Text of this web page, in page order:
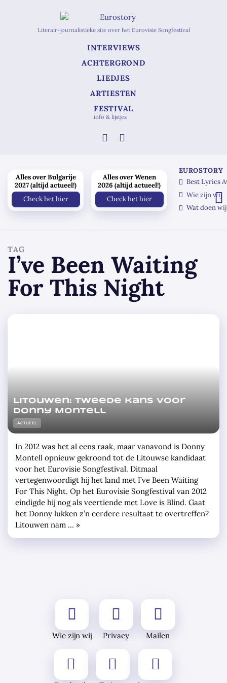
Literair-journalistieke site over het Eurovisie Songfestival
INTERVIEWS
ACHTERGROND
LIEDJES
ARTIESTEN
FESTIVAL
info & lijstjes
TAG
I’ve Been Waiting
For This Night
Litouwen: tweede kans voor
Donny Montell
ACTUEEL
In 2012 was het al eens raak, maar vanavond is Donny
Montell opnieuw gekroond tot de Litouwse kandidaat
voor het Eurovisie Songfestival. Ditmaal
vertegenwoordigt hij het land met I’ve Been Waiting
For This Night. Op het Eurovisie Songfestival van 2012
eindigde hij nog als veertiende met Love is Blind. Gaat
het Donny lukken z’n eerdere resultaat te overtreffen?
Litouwen nam … »
Alles over Bulgarije
2027 (altijd actueel!)
Check het hier
Alles over Wenen
2026 (altijd actueel!)
Check het hier
EUROSTORY
Best Lyrics
Wie zijn wij
Wat doen wij
Wie zijn wij Privacy Mailen